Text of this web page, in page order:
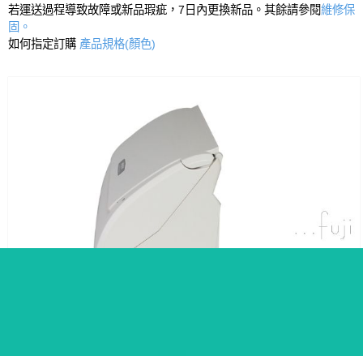
若運送過程導致故障或新品瑕疵，7日內更換新品。其餘請參閱維修保
固。
如何指定訂購 產品規格(顏色)